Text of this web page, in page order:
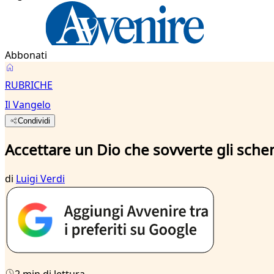
Abbonati
RUBRICHE
Il Vangelo
Condividi
Accettare un Dio che sovverte gli
di Luigi Verdi